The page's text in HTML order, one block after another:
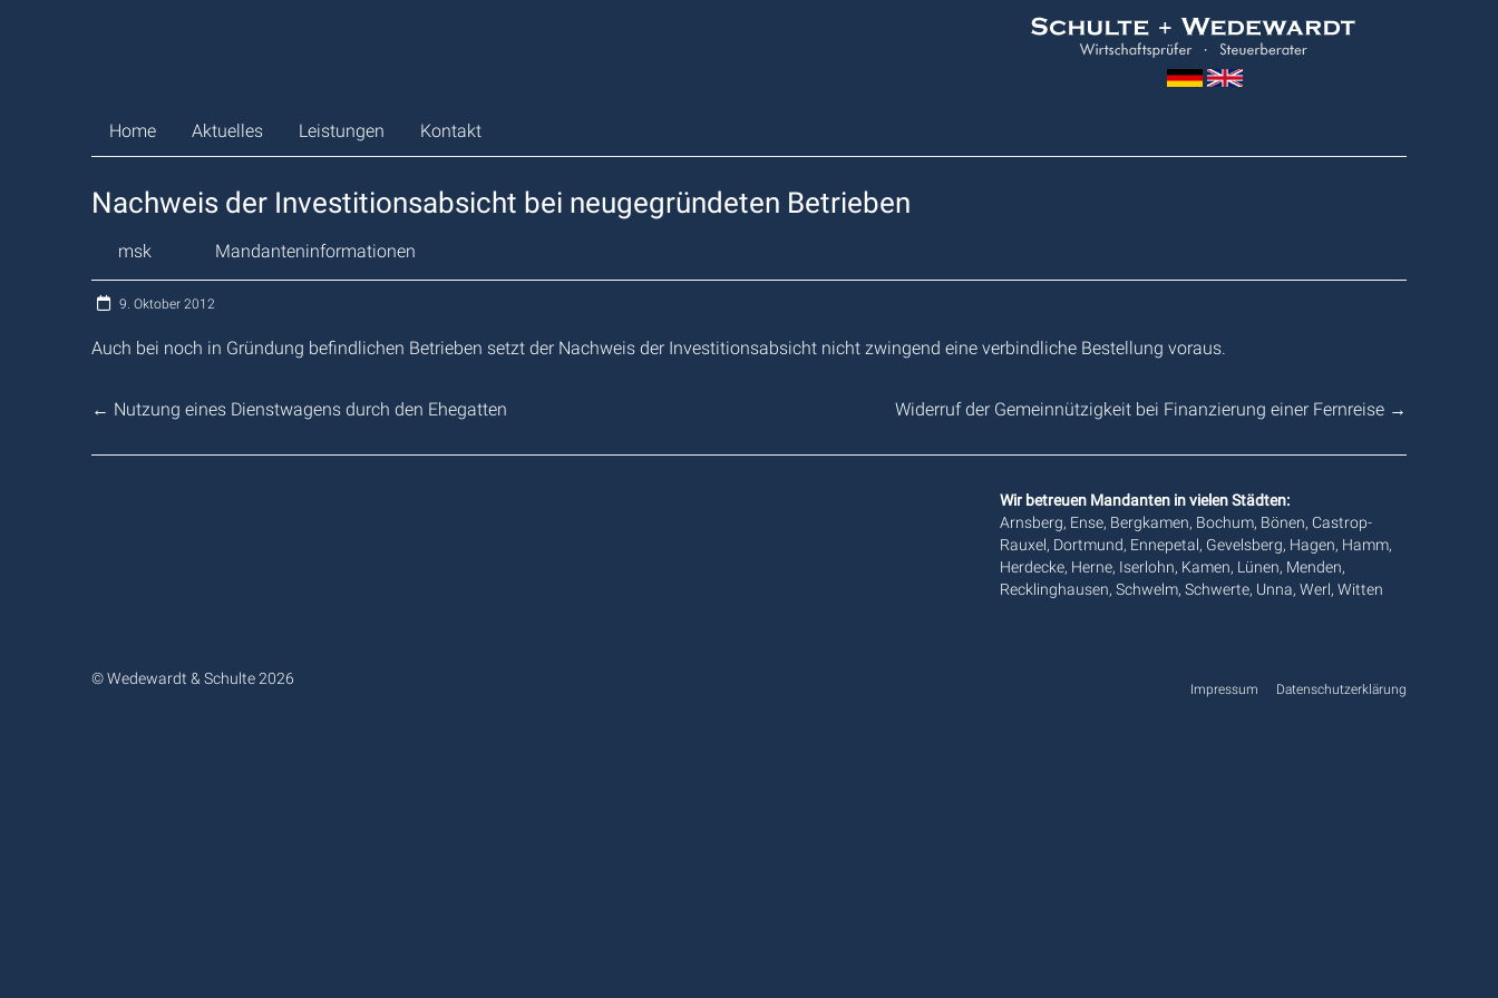
Home Aktuelles Leistungen Kontakt
Nachweis der Investitionsabsicht bei neugegründeten Betrieben
msk Mandanteninformationen
9. Oktober 2012
Auch bei noch in Gründung befindlichen Betrieben setzt der Nachweis der Investitionsabsicht nicht zwingend eine verbindliche Bestellung voraus.
← Nutzung eines Dienstwagens durch den Ehegatten Widerruf der Gemeinnützigkeit bei Finanzierung einer Fernreise →
Wir betreuen Mandanten in vielen Städten:
Arnsberg, Ense, Bergkamen, Bochum, Bönen, Castrop-
Rauxel, Dortmund, Ennepetal, Gevelsberg, Hagen, Hamm,
Herdecke, Herne, Iserlohn, Kamen, Lünen, Menden,
Recklinghausen, Schwelm, Schwerte, Unna, Werl, Witten
© Wedewardt & Schulte 2026
Impressum Datenschutzerklärung